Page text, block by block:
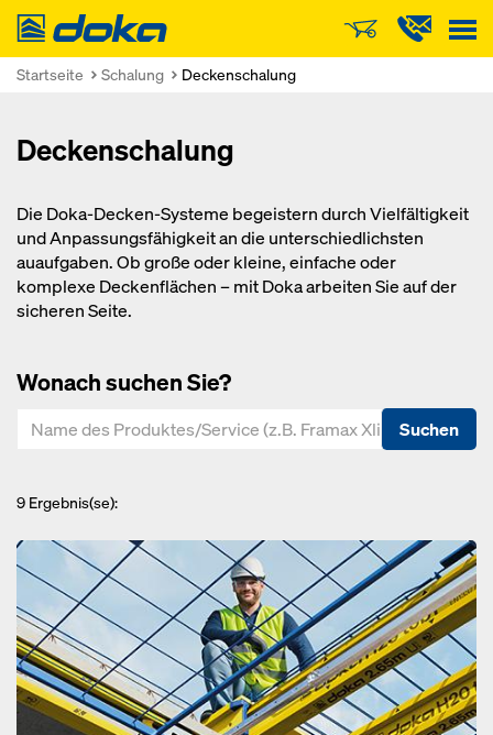
Doka
Startseite Schalung Deckenschalung
Deckenschalung
Die Doka-Decken-Systeme begeistern durch Vielfältigkeit
und Anpassungsfähigkeit an die unterschiedlichsten
auaufgaben. Ob große oder kleine, einfache oder
komplexe Deckenflächen – mit Doka arbeiten Sie auf der
sicheren Seite.
Wonach suchen Sie?
Suchen
9 Ergebnis(se):